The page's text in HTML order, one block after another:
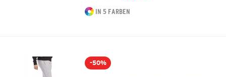
IN 5 FARBEN
-50%